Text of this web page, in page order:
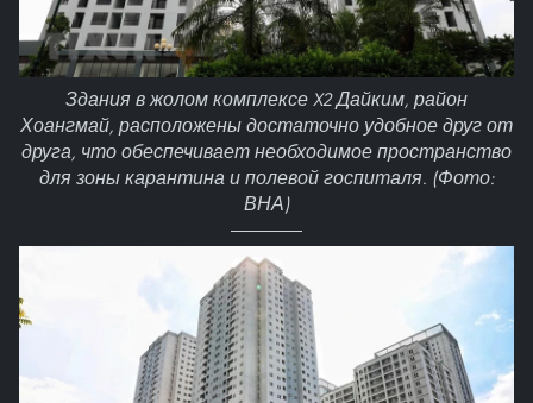
Здания в жолом комплексе X2 Дайким, район
Хоангмай, расположены достаточно удобное друг от
друга, что обеспечивает необходимое пространство
для зоны карантина и полевой госпиталя. (Фото:
ВНА)